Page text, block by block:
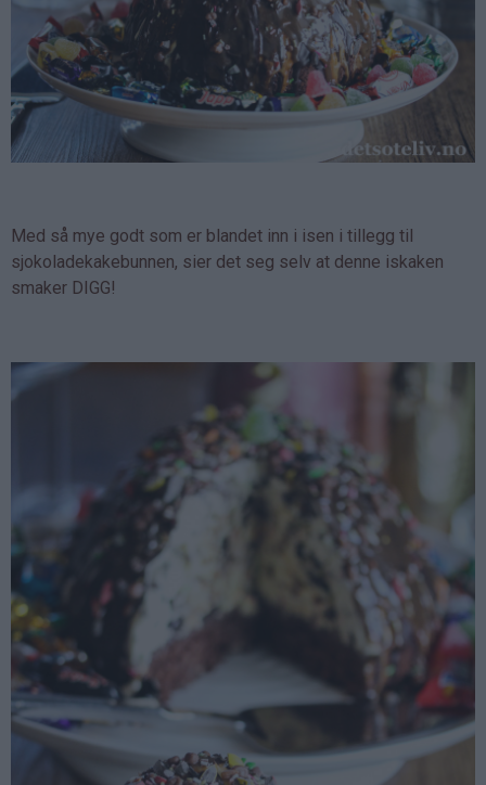
Med så mye godt som er blandet inn i isen i tillegg til
sjokoladekakebunnen, sier det seg selv at denne iskaken
smaker DIGG!